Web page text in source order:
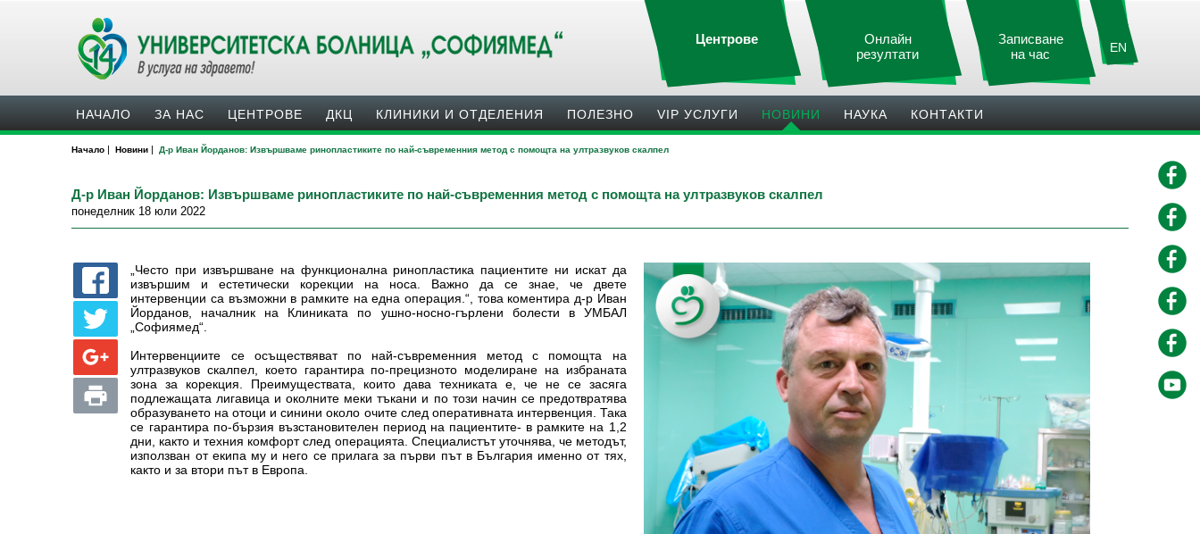
EN
Записване
на час
Онлайн
резултати
Центрове
НАЧАЛО ЗА НАС ЦЕНТРОВЕ ДКЦ КЛИНИКИ И ОТДЕЛЕНИЯ ПОЛЕЗНO VIP УСЛУГИ НОВИНИ НАУКА КОНТАКТИ
Начало | Новини | Д-р Иван Йорданов: Извършваме ринопластиките по най-съвременния метод с помощта на ултразвуков скалпел
Д-р Иван Йорданов: Извършваме ринопластиките по най-съвременния метод с помощта на ултразвуков скалпел
понеделник 18 юли 2022
„Често при извършване на функционална ринопластика пациентите ни искат да
извършим и естетически корекции на носа. Важно да се знае, че двете
интервенции са възможни в рамките на една операция.“, това коментира д-р Иван
Йорданов, началник на Клиниката по ушно-носно-гърлени болести в УМБАЛ
„Софиямед“.
Интервенциите се осъществяват по най-съвременния метод с помощта на
ултразвуков скалпел, което гарантира по-прецизното моделиране на избраната
зона за корекция. Преимуществата, които дава техниката е, че не се засяга
подлежащата лигавица и околните меки тъкани и по този начин се предотвратява
образуването на отоци и синини около очите след оперативната интервенция. Така
се гарантира по-бързия възстановителен период на пациентите- в рамките на 1,2
дни, както и техния комфорт след операцията. Специалистът уточнява, че методът,
използван от екипа му и него се прилага за първи път в България именно от тях,
както и за втори път в Европа.